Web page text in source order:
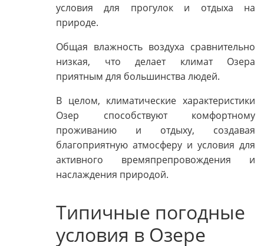
условия для прогулок и отдыха на
природе.
Общая влажность воздуха сравнительно
низкая, что делает климат Озера
приятным для большинства людей.
В целом, климатические характеристики
Озер способствуют комфортному
проживанию и отдыху, создавая
благоприятную атмосферу и условия для
активного времяпрепровождения и
наслаждения природой.
Типичные погодные
условия в Озере